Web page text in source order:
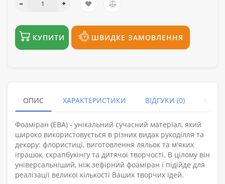
КУПИТИ ШВИДКЕ ЗАМОВЛЕННЯ
ОПИС ХАРАКТЕРИСТИКИ ВІДГУКИ (0)
Фоаміран (ЕВА) - унікальний сучасний матеріал, який
широко використовується в різних видах рукоділля та
декору: флористиці, виготовлення ляльок та м'яких
іграшок, скрапбукінгу та дитячої творчості. В цілому він
універсальніший, ніж зефірний фоаміран і підійде для
реалізації великої кількості Ваших творчих ідей.